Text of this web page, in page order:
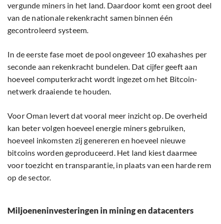
vergunde miners in het land. Daardoor komt een groot deel
van de nationale rekenkracht samen binnen één
gecontroleerd systeem.
In de eerste fase moet de pool ongeveer 10 exahashes per
seconde aan rekenkracht bundelen. Dat cijfer geeft aan
hoeveel computerkracht wordt ingezet om het Bitcoin-
netwerk draaiende te houden.
Voor Oman levert dat vooral meer inzicht op. De overheid
kan beter volgen hoeveel energie miners gebruiken,
hoeveel inkomsten zij genereren en hoeveel nieuwe
bitcoins worden geproduceerd. Het land kiest daarmee
voor toezicht en transparantie, in plaats van een harde rem
op de sector.
Miljoeneninvesteringen in mining en datacenters